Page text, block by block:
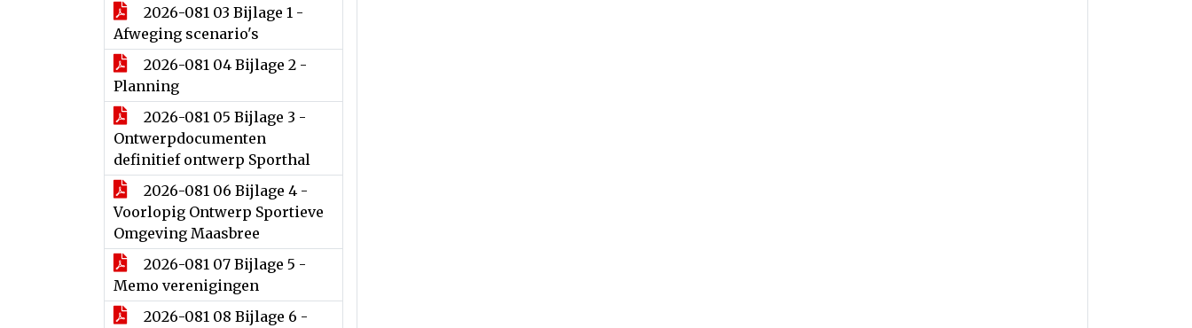
2026-081 03 Bijlage 1 -
Afweging scenario's
2026-081 04 Bijlage 2 -
Planning
2026-081 05 Bijlage 3 -
Ontwerpdocumenten
definitief ontwerp Sporthal
2026-081 06 Bijlage 4 -
Voorlopig Ontwerp Sportieve
Omgeving Maasbree
2026-081 07 Bijlage 5 -
Memo verenigingen
2026-081 08 Bijlage 6 -